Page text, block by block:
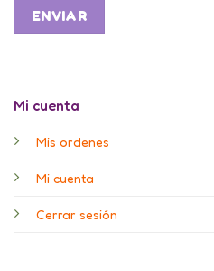
Mi cuenta
Mis ordenes
Mi cuenta
Cerrar sesión